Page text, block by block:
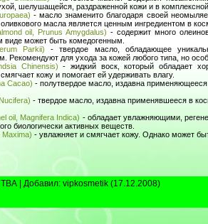
шелушащейся, раздраженной кожи и в
- масло знаменито благодаря своей
масла является ценным ингредиентом в
oil, Prunus Amygdalus) - содержит много
виде может быть комедогенным.
Parkii)
- твердое масло, обладающее
Рекомендуют для ухода за кожей любого типа, но
Chinensis) - жидкий воск, который обладает
кожу и помогает ей удерживать влагу.
Cacao) - полутвердое масло, издавна
- твердое масло, издавна применявшееся в
oil, Magnifera Indica) - обладает увлажняющими,
биологически активных веществ.
- увлажняет и смягчает кожу. Однако может
| Добавил: vipkosmetik (17.12.2008)